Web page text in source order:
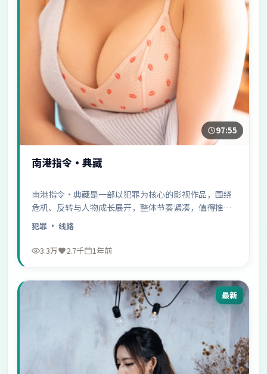
97:55
南港指令·典藏
南港指令·典藏是一部以犯罪为核心的影视作品，围绕
危机、反转与人物成长展开，整体节奏紧凑，值得推荐
观看。
犯罪 · 线路
3.3万 2.7千 1年前
最新